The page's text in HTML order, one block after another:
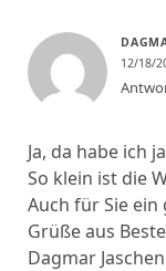
12/18/
Ja, da habe ich
So klein ist die
Auch für Sie
Grüße aus
Dagmar Jaschen